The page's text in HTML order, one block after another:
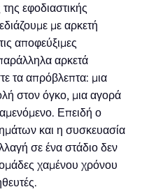
της εφοδιαστικής
με αρκετή
αποφεύξιμες
αρκετά
τα απρόβλεπτα: μια
στον όγκο, μια αγορά
Επειδή ο
και η συσκευασία
σε ένα στάδιο δεν
χαμένου χρόνου